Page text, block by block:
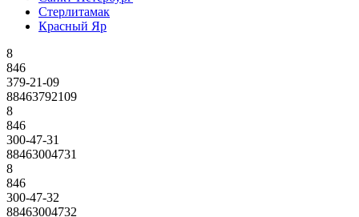
Стерлитамак
Красный Яр
8
846
379-21-09
88463792109
8
846
300-47-31
88463004731
8
846
300-47-32
88463004732